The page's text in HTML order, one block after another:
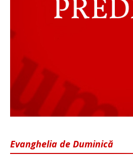
Evanghelia de Duminică